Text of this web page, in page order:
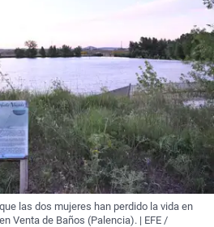
las dos mujeres han perdido la vida en
Venta de Baños (Palencia). | EFE /